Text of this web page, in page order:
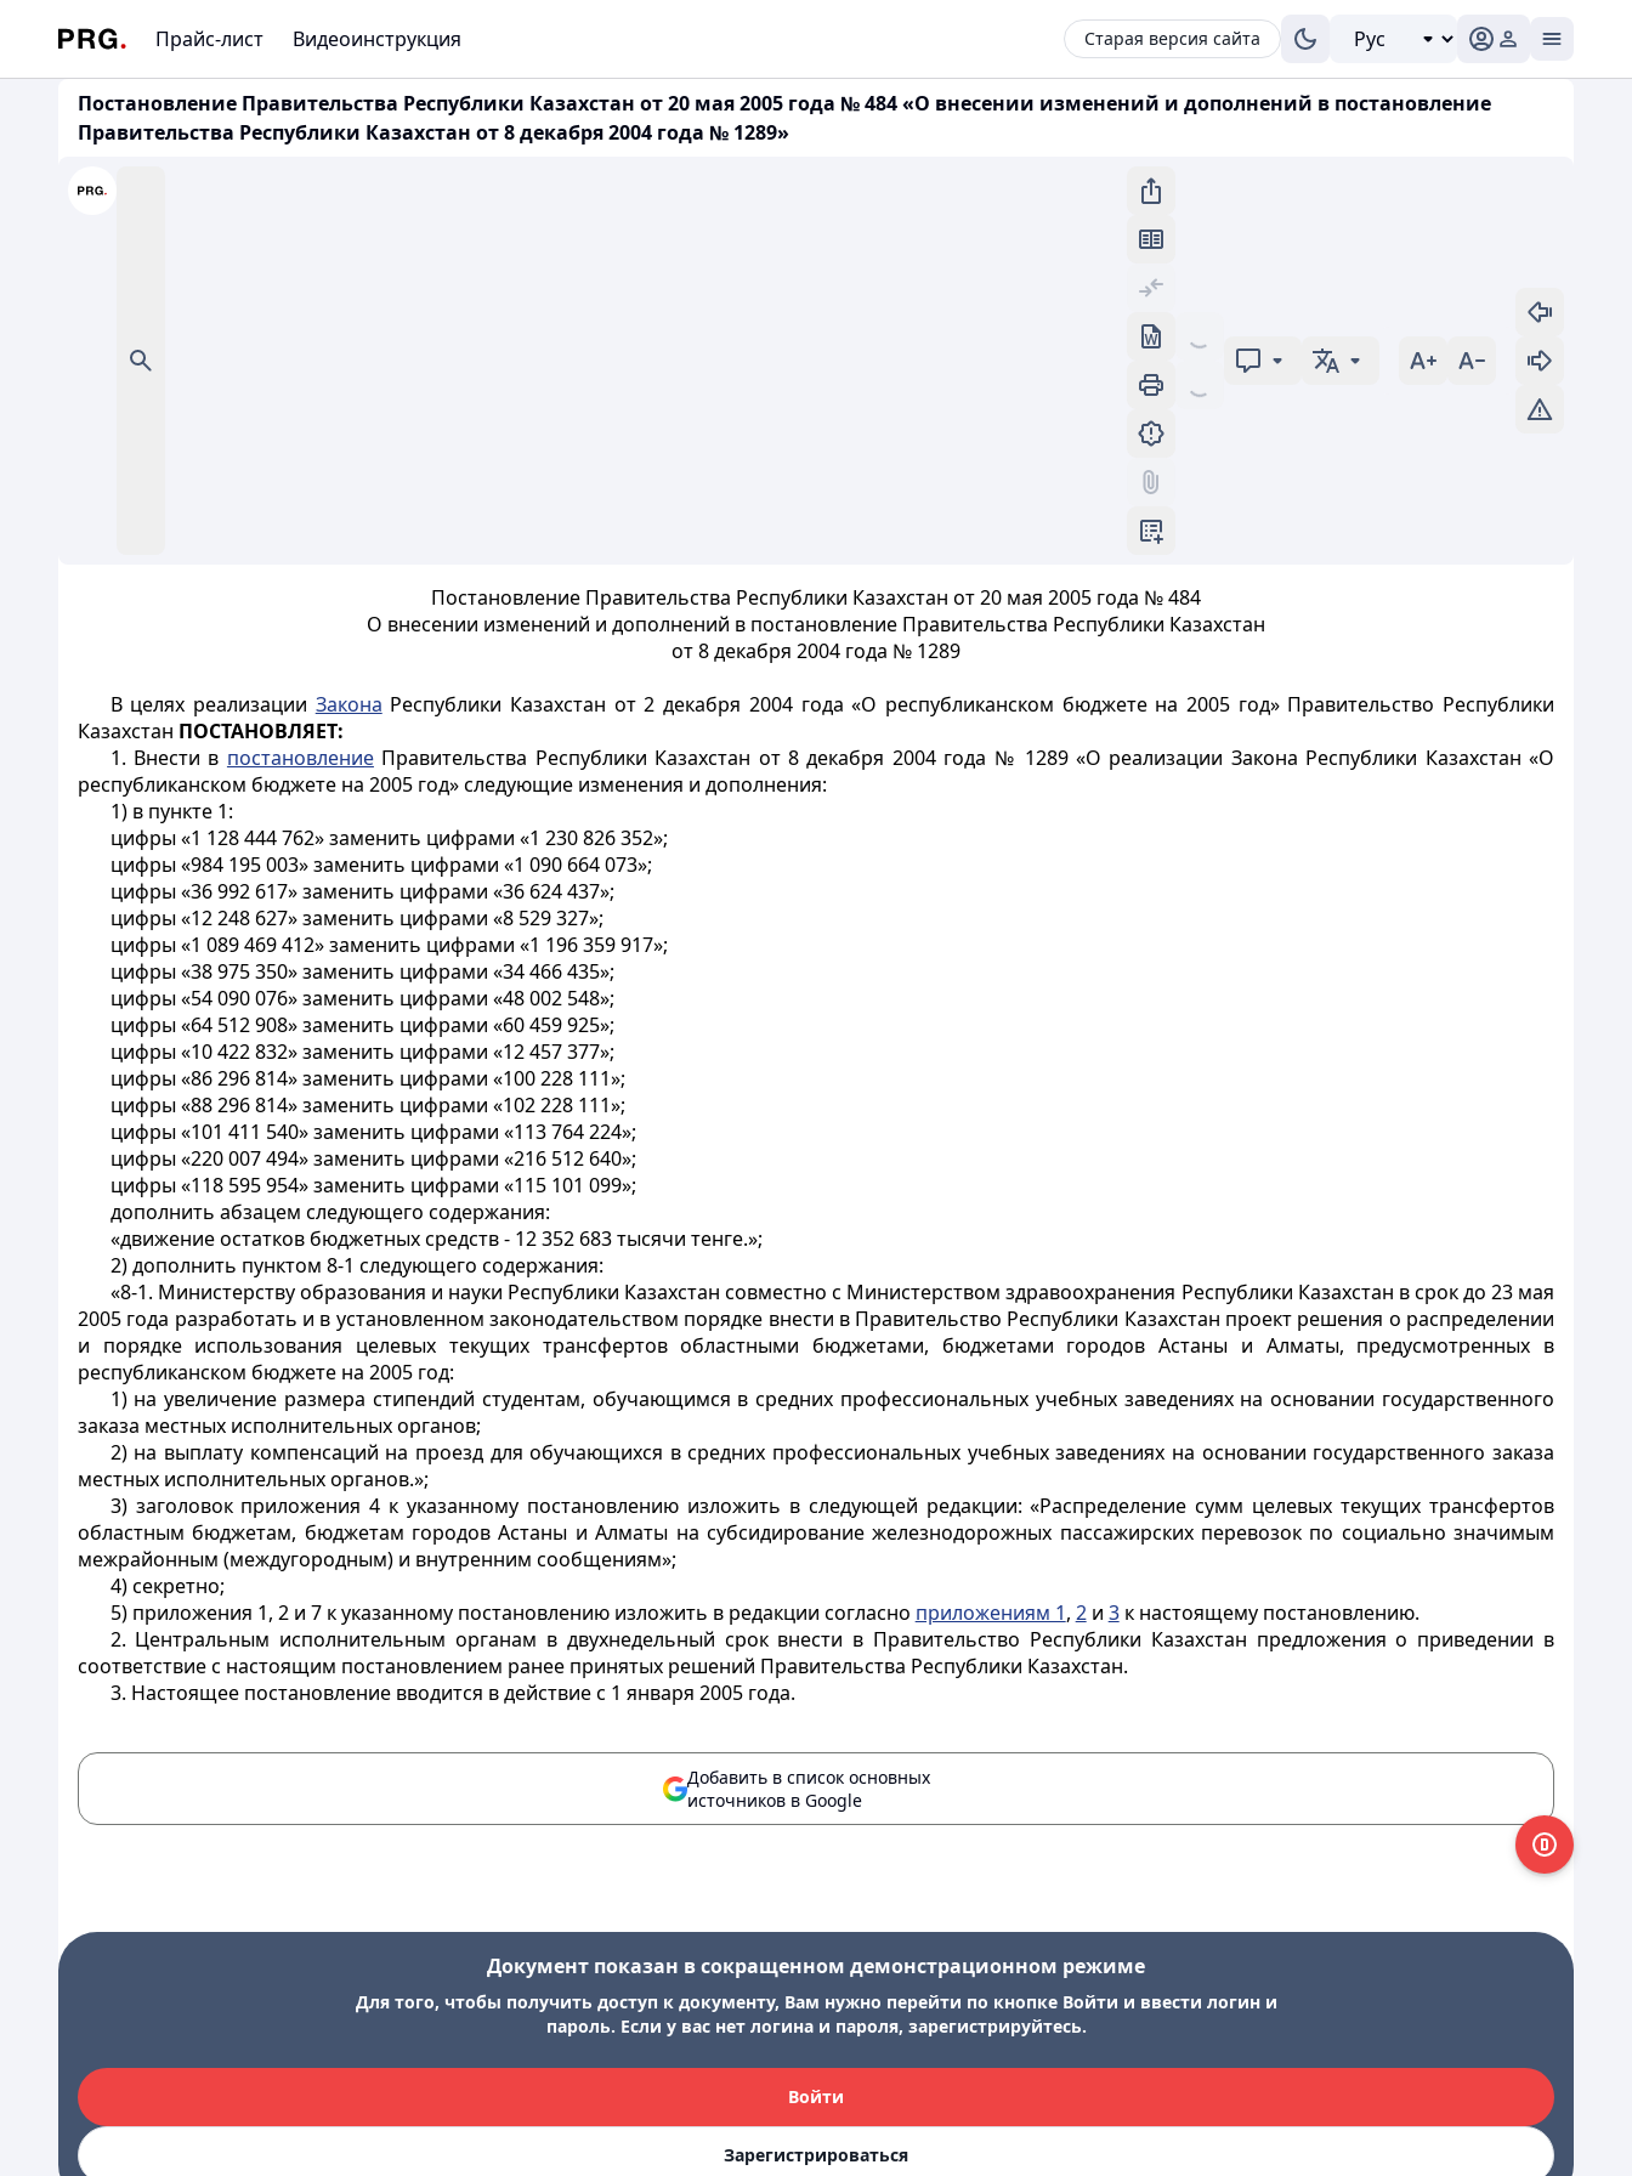
Прайс-лист Видеоинструкция Старая версия сайта
Постановление Правительства Республики Казахстан от 20 мая 2005 года № 484 «О внесении изменений и дополнений в постановление
Правительства Республики Казахстан от 8 декабря 2004 года № 1289»
Постановление Правительства Республики Казахстан от 20 мая 2005 года № 484
О внесении изменений и дополнений в постановление Правительства Республики Казахстан
от 8 декабря 2004 года № 1289
В целях реализации Закона Республики Казахстан от 2 декабря 2004 года «О республиканском бюджете на 2005 год» Правительство Республики
Казахстан ПОСТАНОВЛЯЕТ:
1. Внести в постановлениеПравительства Республики Казахстан от 8 декабря 2004 года № 1289 «О реализации Закона Республики Казахстан «О
республиканском бюджете на 2005 год» следующие изменения и дополнения:
1) в пункте 1:
цифры «1 128 444 762» заменить цифрами «1 230 826 352»;
цифры «984 195 003» заменить цифрами «1 090 664 073»;
цифры «36 992 617» заменить цифрами «36 624 437»;
цифры «12 248 627» заменить цифрами «8 529 327»;
цифры «1 089 469 412» заменить цифрами «1 196 359 917»;
цифры «38 975 350» заменить цифрами «34 466 435»;
цифры «54 090 076» заменить цифрами «48 002 548»;
цифры «64 512 908» заменить цифрами «60 459 925»;
цифры «10 422 832» заменить цифрами «12 457 377»;
цифры «86 296 814» заменить цифрами «100 228 111»;
цифры «88 296 814» заменить цифрами «102 228 111»;
цифры «101 411 540» заменить цифрами «113 764 224»;
цифры «220 007 494» заменить цифрами «216 512 640»;
цифры «118 595 954» заменить цифрами «115 101 099»;
дополнить абзацем следующего содержания:
«движение остатков бюджетных средств - 12 352 683 тысячи тенге.»;
2) дополнить пунктом 8-1 следующего содержания:
«8-1. Министерству образования и науки Республики Казахстан совместно с Министерством здравоохранения Республики Казахстан в срок до 23 мая
2005 года разработать и в установленном законодательством порядке внести в Правительство Республики Казахстан проект решения о распределении
и порядке использования целевых текущих трансфертов областными бюджетами, бюджетами городов Астаны и Алматы, предусмотренных в
республиканском бюджете на 2005 год:
1) на увеличение размера стипендий студентам, обучающимся в средних профессиональных учебных заведениях на основании государственного
заказа местных исполнительных органов;
2) на выплату компенсаций на проезд для обучающихся в средних профессиональных учебных заведениях на основании государственного заказа
местных исполнительных органов.»;
3) заголовок приложения 4 к указанному постановлению изложить в следующей редакции: «Распределение сумм целевых текущих трансфертов
областным бюджетам, бюджетам городов Астаны и Алматы на субсидирование железнодорожных пассажирских перевозок по социально значимым
межрайонным (междугородным) и внутренним сообщениям»;
4) секретно;
5) приложения 1, 2 и 7 к указанному постановлению изложить в редакции согласно приложениям 1, 2и 3к настоящему постановлению.
2. Центральным исполнительным органам в двухнедельный срок внести в Правительство Республики Казахстан предложения о приведении в
соответствие с настоящим постановлением ранее принятых решений Правительства Республики Казахстан.
3. Настоящее постановление вводится в действие с 1 января 2005 года.
Добавить в список основных
источников в Google
Документ показан в сокращенном демонстрационном режиме
Для того, чтобы получить доступ к документу, Вам нужно перейти по кнопке Войти и ввести логин и
пароль. Если у вас нет логина и пароля, зарегистрируйтесь.
Войти
Зарегистрироваться